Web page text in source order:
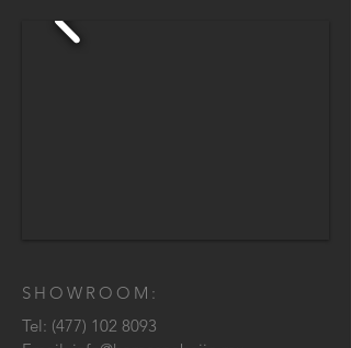
SHOWROOM:
Tel: (477) 102 8093